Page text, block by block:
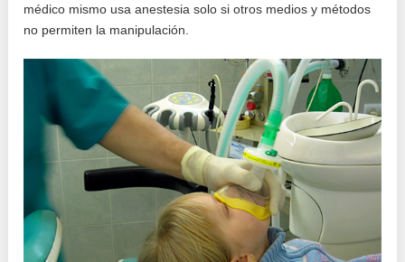
médico mismo usa anestesia solo si otros medios y métodos
no permiten la manipulación.